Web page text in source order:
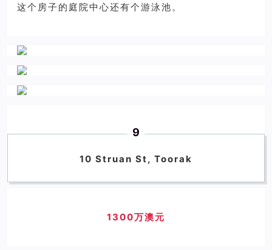
这个房子的庭院中心还有个游泳池。
9
10 Struan St, Toorak
1300万澳元